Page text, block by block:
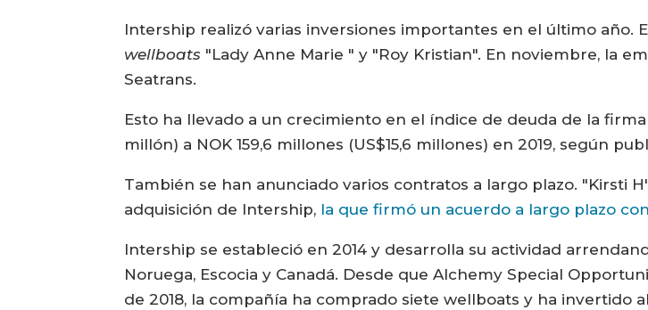
Intership realizó varias inversiones importantes en el último año.
wellboats "Lady Anne Marie " y "Roy Kristian". En noviembre, la
Seatrans.
Esto ha llevado a un crecimiento en el índice de deuda de la firma
millón) a NOK 159,6 millones (US$15,6 millones) en 2019, según
También se han anunciado varios contratos a largo plazo. "Kirsti
adquisición de Intership, la que firmó un acuerdo a largo plazo
Intership se estableció en 2014 y desarrolla su actividad
Noruega, Escocia y Canadá. Desde que Alchemy Special
de 2018, la compañía ha comprado siete wellboats y ha invertido